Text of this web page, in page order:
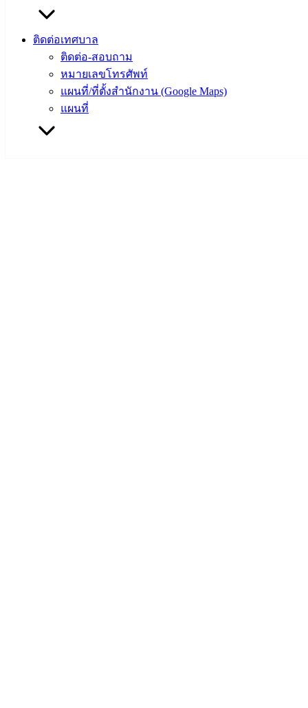
ติดต่อเทศบาล
ติดต่อ-สอบถาม
หมายเลขโทรศัพท์
แผนที่/ที่ตั้งสำนักงาน (Google Maps)
แผนที่